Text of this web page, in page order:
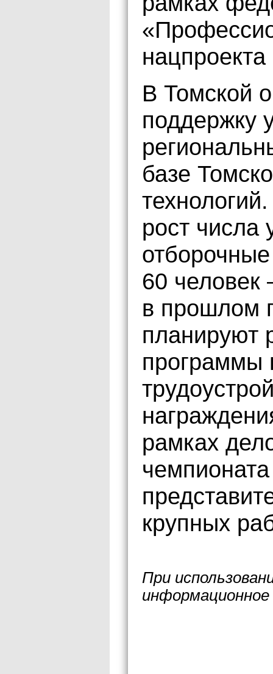
В Томской
поддержку
базе
рост числа
60 человек
в прошлом
планируют
программы
рамках
крупных
При